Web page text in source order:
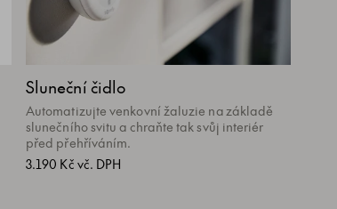
Sluneční čidlo
Automatizujte venkovní žaluzie na základě
slunečního svitu a chraňte tak svůj interiér
před přehříváním.
3.190 Kč vč. DPH